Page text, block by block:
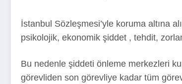
İstanbul Sözleşmesi’yle koruma altına
psikolojik, ekonomik şiddet , tehdit,
Bu nedenle şiddeti önleme merkezleri
görevliden son görevliye kadar tüm